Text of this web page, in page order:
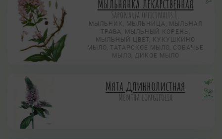
Мыльнянка лекарственная
Saponaria officinalis L.
МЫЛЬНИК, МЫЛЬНИЦА, МЫЛЬНАЯ
ТРАВА, МЫЛЬНЫЙ КОРЕНЬ,
МЫЛЬНЫЙ ЦВЕТ, КУКУШКИНО
МЫЛО, ТАТАРСКОЕ МЫЛО, СОБАЧЬЕ
МЫЛО, ДИКОЕ МЫЛО
Мята длиннолистная
Mentha longifolia